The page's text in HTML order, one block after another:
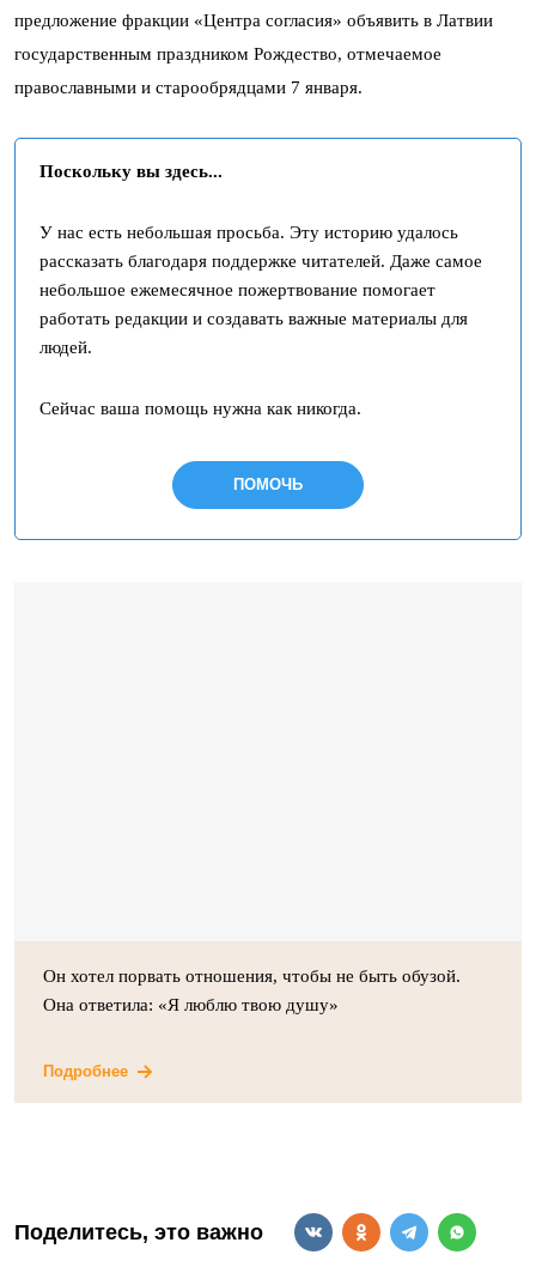
предложение фракции «Центра согласия» объявить в Латвии
государственным праздником Рождество, отмечаемое
православными и старообрядцами 7 января.
Поскольку вы здесь...
У нас есть небольшая просьба. Эту историю удалось
рассказать благодаря поддержке читателей. Даже самое
небольшое ежемесячное пожертвование помогает
работать редакции и создавать важные материалы для
людей.
Сейчас ваша помощь нужна как никогда.
ПОМОЧЬ
Он хотел порвать отношения, чтобы не быть обузой.
Она ответила: «Я люблю твою душу»
Подробнее
Поделитесь, это важно